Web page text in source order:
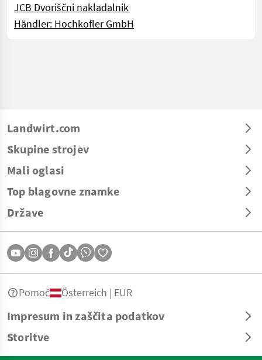
JCB Dvoriščni nakladalnik
Händler: Hochkofler GmbH
Landwirt.com
Skupine strojev
Mali oglasi
Top blagovne znamke
Države
Impresum in zaščita podatkov
Storitve
Pomoč Österreich | EUR